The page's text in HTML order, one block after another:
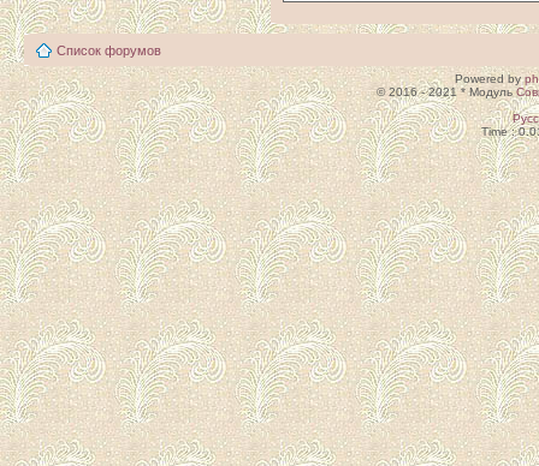
Список форумов
Powered by
© 2016 - 2021 * Модуль
Time :